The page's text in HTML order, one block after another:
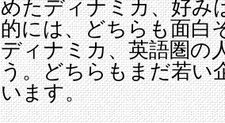
めたディナミカ、好み
的には、どちらも面白
ディナミカ、英語圏の
う。どちらもまだ若い
います。